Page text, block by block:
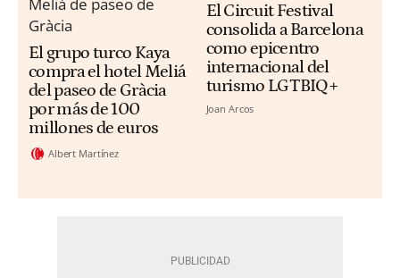
El grupo turco Kaya
compra el hotel Meliá
del paseo de Gràcia
por más de 100
millones de euros
Albert Martínez
El Circuit Festival
consolida a Barcelona
como epicentro
internacional del
turismo LGTBIQ+
Joan Arcos